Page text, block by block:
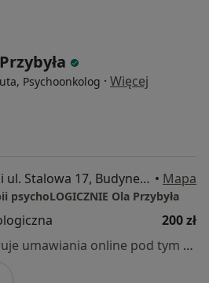
Psychoonkolog · Więcej
Invest Park Hajduki ul. Stalowa 17, Budynek 17 lok.301 , II piętro, Chorzów • Mapa
psychoLOGICZNIE Ola Przybyła
200 zł
Specjalista nie oferuje umawiania online pod tym adresem.